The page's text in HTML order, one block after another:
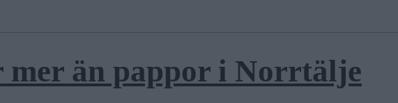
mer än pappor i Norrtälje